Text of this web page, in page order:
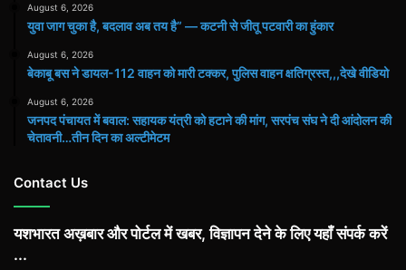
August 6, 2026
युवा जाग चुका है, बदलाव अब तय है” — कटनी से जीतू पटवारी का हुंकार
August 6, 2026
बेकाबू बस ने डायल-112 वाहन को मारी टक्कर, पुलिस वाहन क्षतिग्रस्त,,,देखे वीडियो
August 6, 2026
जनपद पंचायत में बवाल: सहायक यंत्री को हटाने की मांग, सरपंच संघ ने दी आंदोलन की
चेतावनी…तीन दिन का अल्टीमेटम
Contact Us
यशभारत अख़बार और पोर्टल में खबर, विज्ञापन देने के लिए यहाँ संपर्क करें
...